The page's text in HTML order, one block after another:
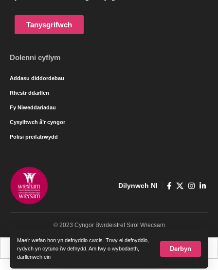
Mae’r wefan hon yn defnyddio cwcis. Trwy ei defnyddio,
rydych yn cytuno i’w defnydd. Am fwy o wybodaeth,
darllenwch ein
Derbyn
Tanysgrifwch
Dolenni cyflym
Addasu diddordebau
Rhestr ddarllen
Fy Niweddariadau
Cysylltwch â’r cyngor
Polisi preifatrwydd
Dilynwch NI
© 2023 Cyngor Bwrdeistref Sirol Wrecsam
Cymraeg English